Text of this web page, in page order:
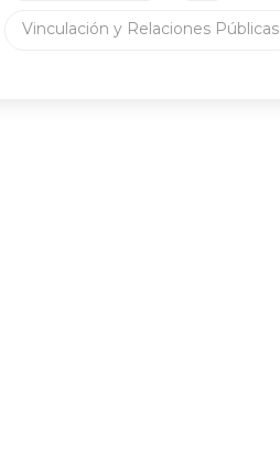
Vinculación y Relaciones Públicas